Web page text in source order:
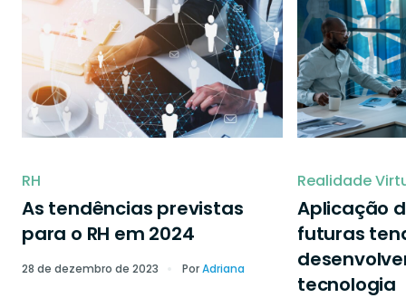
RH
As tendências previstas
para o RH em 2024
28 de dezembro de 2023 PorAdriana
Realidade
Aplicação
futuras
tecnologia